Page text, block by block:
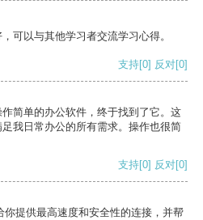
可以与其他学习者交流学习心得。
支持[0] 反对[0]
简单的办公软件，终于找到了它。这
我日常办公的所有需求。操作也很简
支持[0] 反对[0]
提供最高速度和安全性的连接，并帮